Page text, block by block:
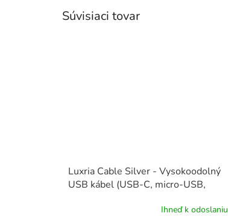
Súvisiaci tovar
Luxria Cable Silver - Vysokoodolný
USB kábel (USB-C, micro-USB,
Ihneď k odoslaniu